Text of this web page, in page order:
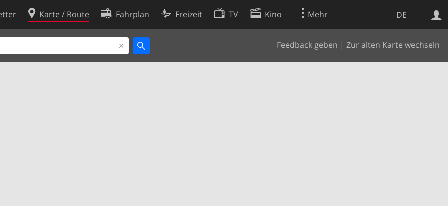
DE
Karte / Route Fahrplan Freizeit TV Kino Mehr
Feedback geben | Zur alten Karte wechseln
Websuche
Cookie-Richtlinie
Cookie-Einstellungen